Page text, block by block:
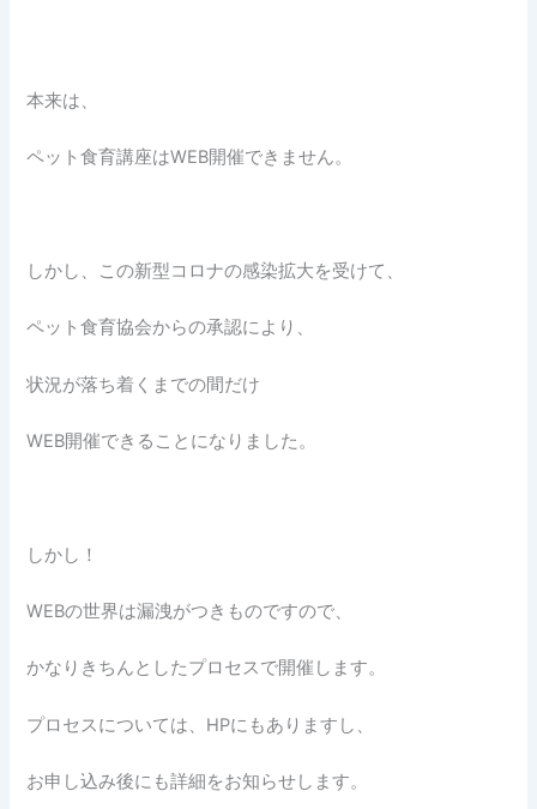
本来は、
ペット食育講座はWEB開催できません。
しかし、この新型コロナの感染拡大を受けて、
ペット食育協会からの承認により、
状況が落ち着くまでの間だけ
WEB開催できることになりました。
しかし！
WEBの世界は漏洩がつきものですので、
かなりきちんとしたプロセスで開催します。
プロセスについては、HPにもありますし、
お申し込み後にも詳細をお知らせします。